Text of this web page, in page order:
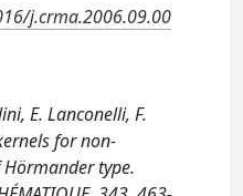
j.crma.2006.09.00
E. Lanconelli, F.
for non-
type.